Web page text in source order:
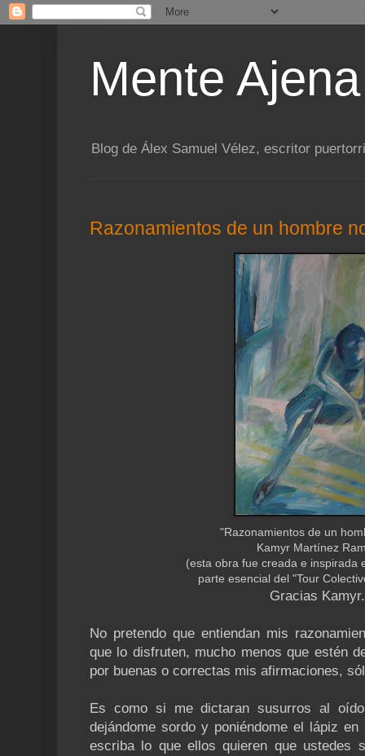
Mente Ajena
Blog de Álex Samuel Vélez, escritor
Razonamientos de un hombre
"Razonamientos de un
Kamyr Martínez
(esta obra fue creada e inspirada
parte esencial del "Tour
Gracias
No pretendo que entiendan mis
que lo disfruten, mucho menos que estén
por buenas o correctas mis afirmaciones,
Es como si me dictaran susurros al
dejándome sordo y poniéndome el lápiz
escriba lo que ellos quieren que ustedes